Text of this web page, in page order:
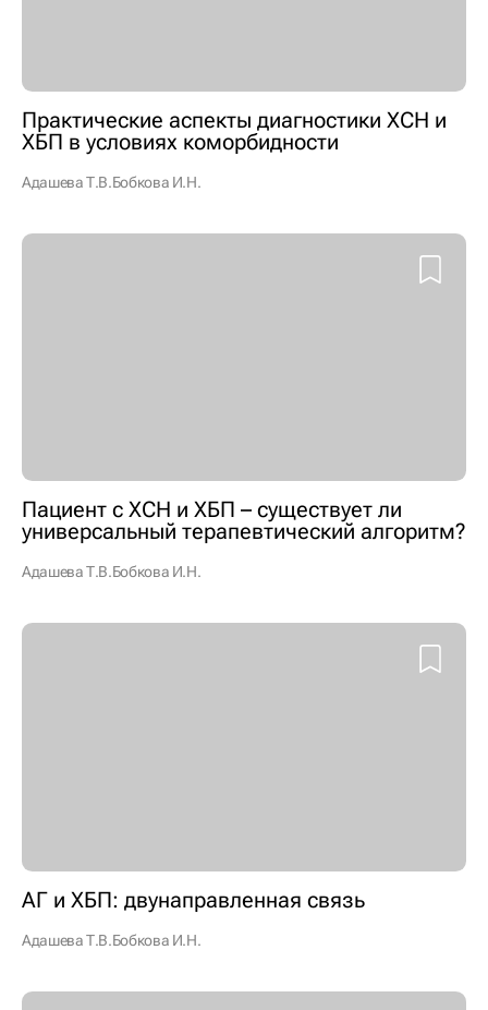
Практические аспекты диагностики ХСН и
ХБП в условиях коморбидности
Адашева Т.В.Бобкова И.Н.
Пациент с ХСН и ХБП – существует ли
универсальный терапевтический алгоритм?
Адашева Т.В.Бобкова И.Н.
АГ и ХБП: двунаправленная связь
Адашева Т.В.Бобкова И.Н.